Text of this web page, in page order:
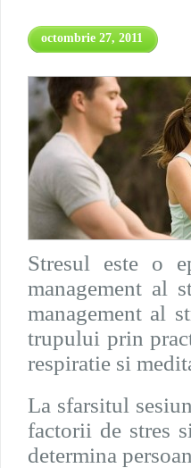
octombrie 27, 2011
Stresul este o
management al
management al
trupului prin
respiratie si
La sfarsitul
factorii de stres
determina